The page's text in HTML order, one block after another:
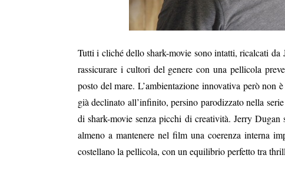
Tutti i cliché dello shark-movie sono intatti, ricalcati da
rassicurare i cultori del genere con una pellicola
posto del mare. L’ambientazione innovativa però non
già declinato all’infinito, persino parodizzato nella
di shark-movie senza picchi di creatività. Jerry
almeno a mantenere nel film una coerenza interna
costellano la pellicola, con un equilibrio perfetto tra